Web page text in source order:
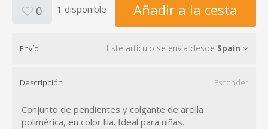
0 1 disponible Añadir a la cesta
Envío Este artículo se envía desde Spain
Descripción Esconder
Conjunto de pendientes y colgante de arcilla
polimérica, en color lila. Ideal para niñas.